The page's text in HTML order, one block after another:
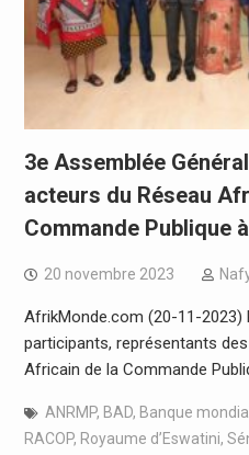
3e Assemblée
acteurs du Réseau
Commande Publique
20 novembre 2023
AfrikMonde.com (20-11-2023)
participants, représentants
Africain de la Commande
ANRMP, BAD, Banque
RACOP, Royaume d’Eswatini,